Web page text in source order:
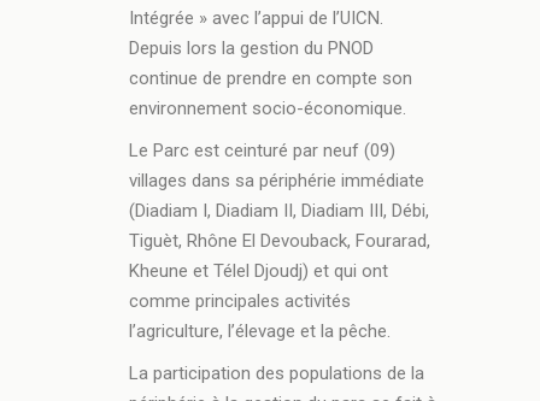
Intégrée » avec l’appui de l’UICN.
Depuis lors la gestion du PNOD
continue de prendre en compte son
environnement socio-économique.
Le Parc est ceinturé par neuf (09)
villages dans sa périphérie immédiate
(Diadiam I, Diadiam II, Diadiam III, Débi,
Tiguèt, Rhône El Devouback, Fourarad,
Kheune et Télel Djoudj) et qui ont
comme principales activités
l’agriculture, l’élevage et la pêche.
La participation des populations de la